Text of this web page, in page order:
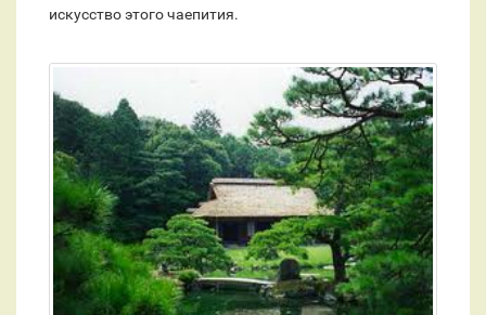
искусство этого чаепития.